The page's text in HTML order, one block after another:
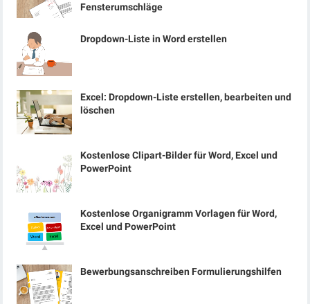
Fensterumschläge
Dropdown-Liste in Word erstellen
Excel: Dropdown-Liste erstellen, bearbeiten und
löschen
Kostenlose Clipart-Bilder für Word, Excel und
PowerPoint
Kostenlose Organigramm Vorlagen für Word,
Excel und PowerPoint
Bewerbungsanschreiben Formulierungshilfen